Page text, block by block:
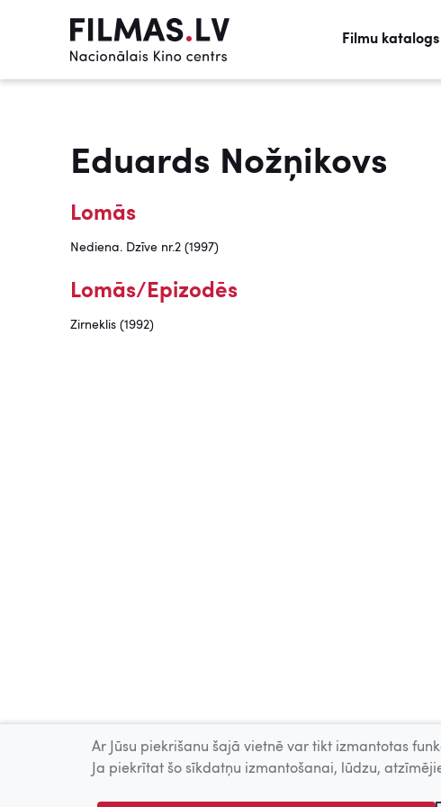
Filmu katalogs
Eduards Nožņikovs
Lomās
Nediena. Dzīve nr.2 (1997)
Lomās/Epizodēs
Zirneklis (1992)
Ar Jūsu piekrišanu šajā vietnē var tikt izmantotas
Ja piekrītat šo sīkdatņu izmantošanai, lūdzu,